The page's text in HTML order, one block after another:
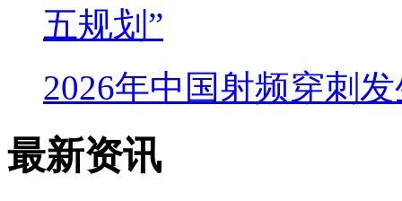
五规划”
2026年中国射频穿刺
最新资讯